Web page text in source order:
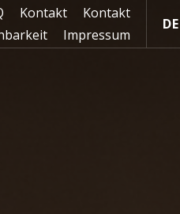
Kontakt
Kontakt
Impressum